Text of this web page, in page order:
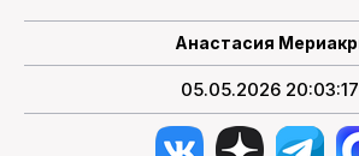
Анастасия
05.05.2026 20:03:17